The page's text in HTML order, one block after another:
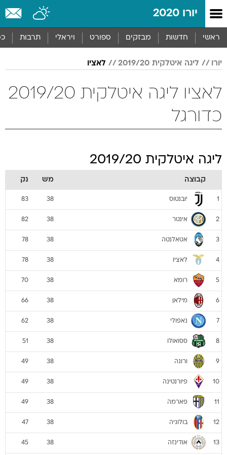
יורו 2020
ראשי חדשות מבזקים ספורט ויראלי תרבות
יורו ליגה איטלקית 2019/20 לאציו
לאציו ליגה איטלקית 2019/20
כדורגל
ליגה איטלקית 2019/20
קבוצה מש נק
1 יובנטוס 38
83
2 אינטר 38
82
3 אטאלנטה 38
78
4 לאציו 38
78
5 רומא 38
70
6 מילאן 38
66
7 נאפולי 38
62
8 ססואולו 38
51
9 ורונה 38
49
10 פיורנטינה 38
49
11 פארמה 38
49
12 בולוניה 38
47
13 אודינזה 38
45